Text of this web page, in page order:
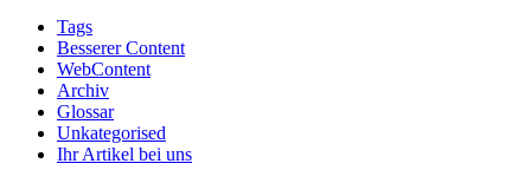
Tags
Besserer Content
WebContent
Archiv
Glossar
Unkategorised
Ihr Artikel bei uns